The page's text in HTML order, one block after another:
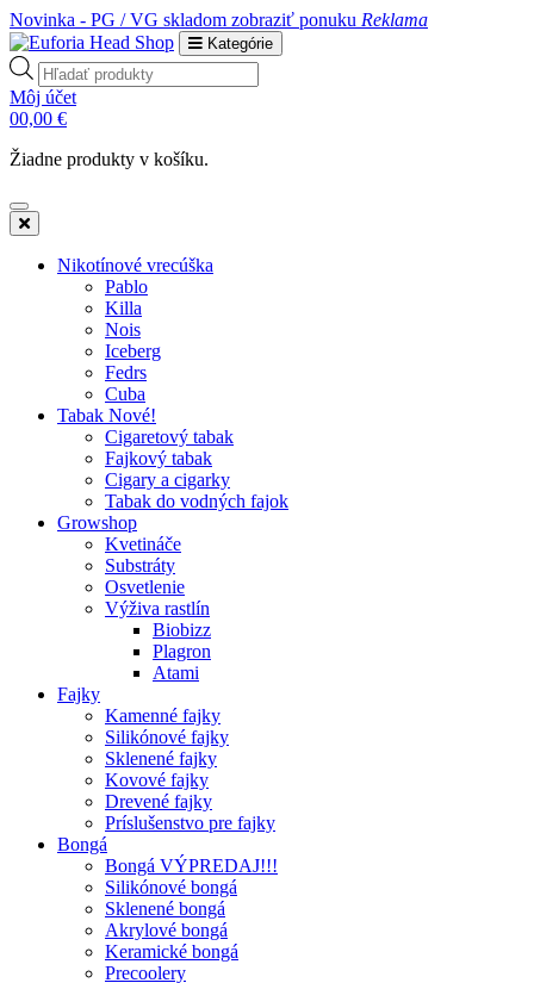
Novinka - PG / VG skladom zobraziť ponuku Reklama
Kategórie
Products
search
Môj účet
00,00 €
Žiadne produkty v košíku.
Nikotínové vrecúška
Pablo
Killa
Nois
Iceberg
Fedrs
Cuba
Tabak Nové!
Cigaretový tabak
Fajkový tabak
Cigary a cigarky
Tabak do vodných fajok
Growshop
Kvetináče
Substráty
Osvetlenie
Výživa rastlín
Biobizz
Plagron
Atami
Fajky
Kamenné fajky
Silikónové fajky
Sklenené fajky
Kovové fajky
Drevené fajky
Príslušenstvo pre fajky
Bongá
Bongá VÝPREDAJ!!!
Silikónové bongá
Sklenené bongá
Akrylové bongá
Keramické bongá
Precoolery